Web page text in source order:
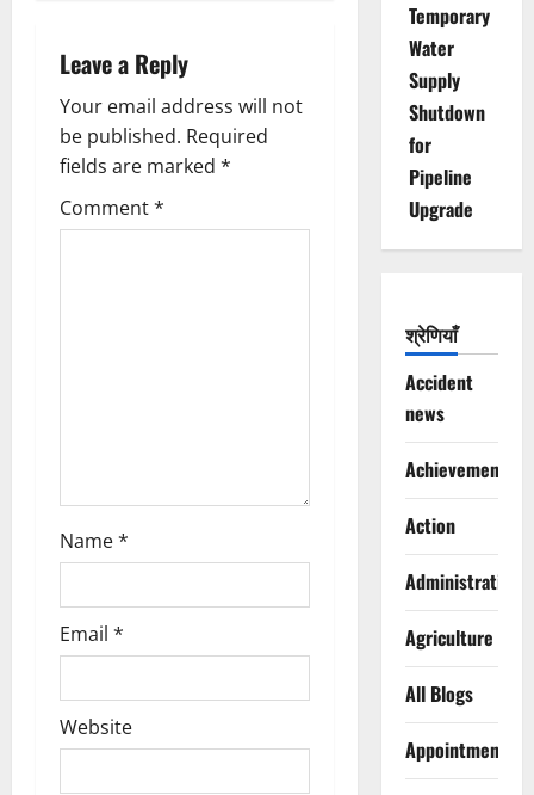
v
i
g
a
Leave a Reply
Your email address will not
be published. Required
fields are marked *
Comment*
Name*
Email *
Website
Temporary
Water
Supply
Shutdown
for
Pipeline
Upgrade
श्रेणियाँ
Accident
news
Achievements
Action
Administration
Agriculture
All Blogs
Appointments